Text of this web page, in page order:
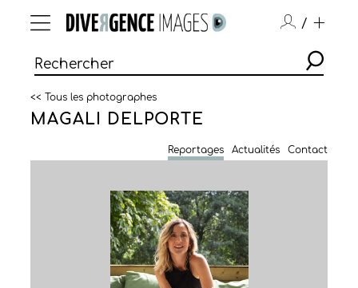
/
<< Tous les photographes
MAGALI DELPORTE
Reportages Actualités Contact